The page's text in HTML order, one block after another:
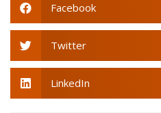
Facebook
Twitter
LinkedIn